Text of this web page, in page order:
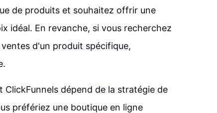
de produits et souhaitez offrir une
idéal. En revanche, si vous recherchez
d'un produit spécifique,
dépend de la stratégie de
préfériez une boutique en ligne